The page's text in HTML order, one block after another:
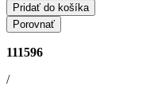
Pridať do košíka
Porovnať
111596
/